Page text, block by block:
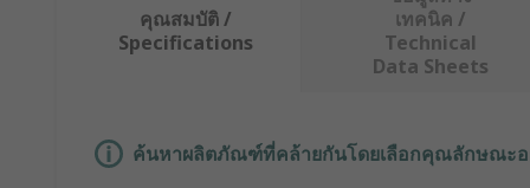
คุณสมบัติ /
Specifications
เทคนิค /
Technical
Data Sheets
ค้นหาผลิตภัณฑ์ที่คล้ายกันโดยเลือกคุณลักษณะอ